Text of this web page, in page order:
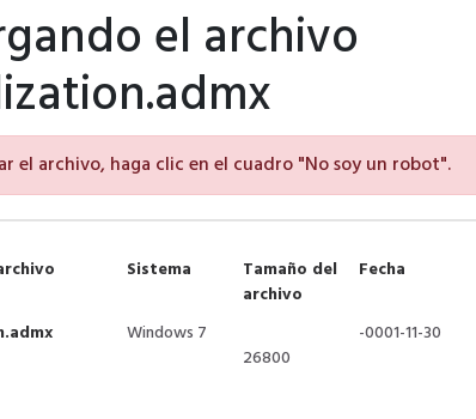
el archivo
el archivo, haga clic en el cuadro "No soy un robot".
Sistema
Windows 7
Tamaño del
archivo
26800
Fecha
-0001-11-30